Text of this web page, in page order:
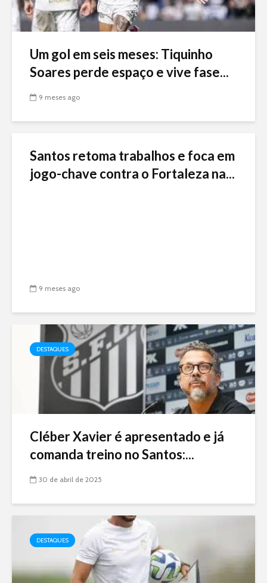
Um gol em seis meses: Tiquinho
Soares perde espaço e vive fase...
9 meses ago
Santos retoma trabalhos e foca em
jogo-chave contra o Fortaleza na...
9 meses ago
DESTAQUES
Cléber Xavier é apresentado e já
comanda treino no Santos:...
30 de abril de 2025
DESTAQUES